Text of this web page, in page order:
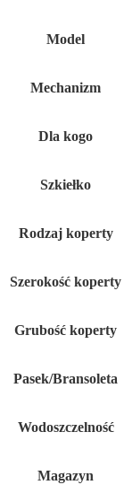
Model
Mechanizm
Dla kogo
Szkiełko
Rodzaj koperty
Szerokość koperty
Grubość koperty
Pasek/Bransoleta
Wodoszczelność
Magazyn